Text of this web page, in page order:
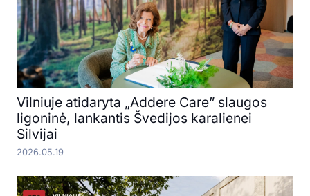
Vilniuje atidaryta „Addere Care” slaugos
ligoninė, lankantis Švedijos karalienei
Silvijai
2026.05.19